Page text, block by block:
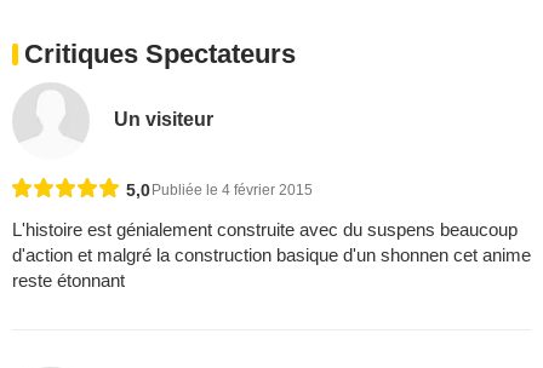
Critiques Spectateurs
Un visiteur
5,0 Publiée le 4 février 2015
L'histoire est génialement construite avec du suspens beaucoup
d'action et malgré la construction basique d'un shonnen cet anime
reste étonnant